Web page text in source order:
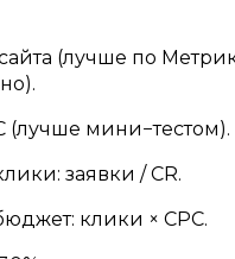
(лучше по
(лучше мини−тестом).
заявки / CR.
клики × CPC.